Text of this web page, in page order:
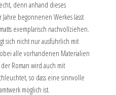
denn anhand dieses
begonnenen Werkes lässt
exemplarisch nachvollziehen.
sich nicht nur ausführlich mit
alle vorhandenen Materialien
Roman wird auch mit
so dass eine sinnvolle
möglich ist.